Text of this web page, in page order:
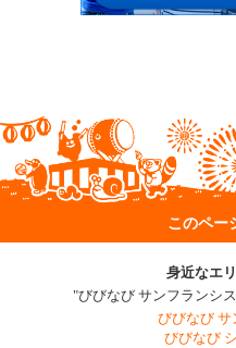
このペー
身近なエ
"びびなび サンフランシ
びびなび サ
びびなび